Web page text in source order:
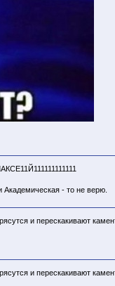
Академическая - то не верю.
и перескакивают
и перескакивают